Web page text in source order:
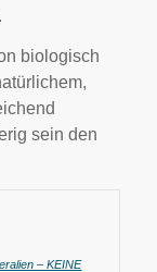
biologisch
sein den
– KEINE